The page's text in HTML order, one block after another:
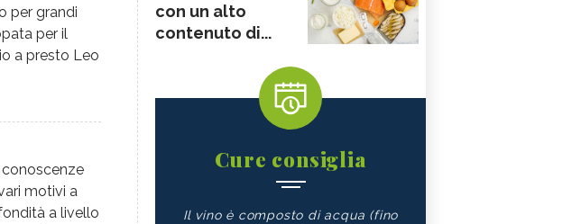
per grandi
per il
a presto Leo
motivi a
a livello
con un alto
contenuto di...
Cure consiglia
Il vino è composto di acqua (fino